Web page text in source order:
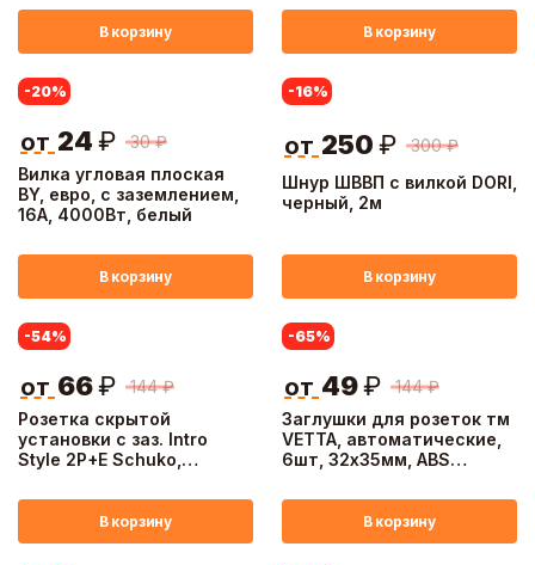
В корзину В корзину
Вилка угловая плоская
BY, евро, с заземлением,
16А, 4000Вт, белый
-20%
30 ₽
от 24 ₽
В корзину
Шнур ШВВП с вилкой DORI,
черный, 2м
-16%
300 ₽
от 250 ₽
В корзину
Розетка скрытой
установки с заз. Intro
Style 2P+E Schuko,
-54%
144 ₽
от 66₽
В корзину
Заглушки для розеток тм
VETTA, автоматические,
6шт, 32х35мм, ABS
-65%
144 ₽
от 49₽
В корзину